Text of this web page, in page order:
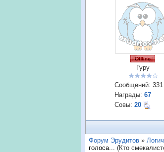
Гуру
Сообщений: 331
Награды: 67
Совы: 20
Форум Эрудитов »
голоса... (Кто